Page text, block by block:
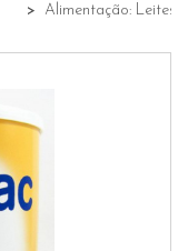
Alimentação: Leites,